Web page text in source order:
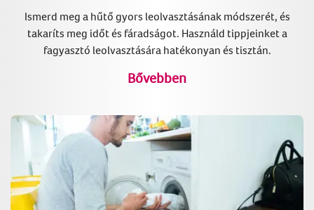
Ismerd meg a hűtő gyors leolvasztásának módszerét, és
takaríts meg időt és fáradságot. Használd tippjeinket a
fagyasztó leolvasztására hatékonyan és tisztán.
Bővebben